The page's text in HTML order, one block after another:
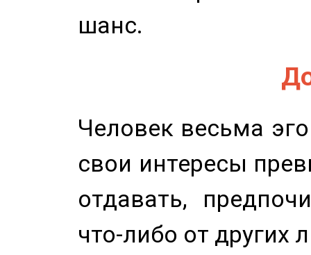
шанс.
Человек весьма
свои интересы
отдавать,
что-либо от других